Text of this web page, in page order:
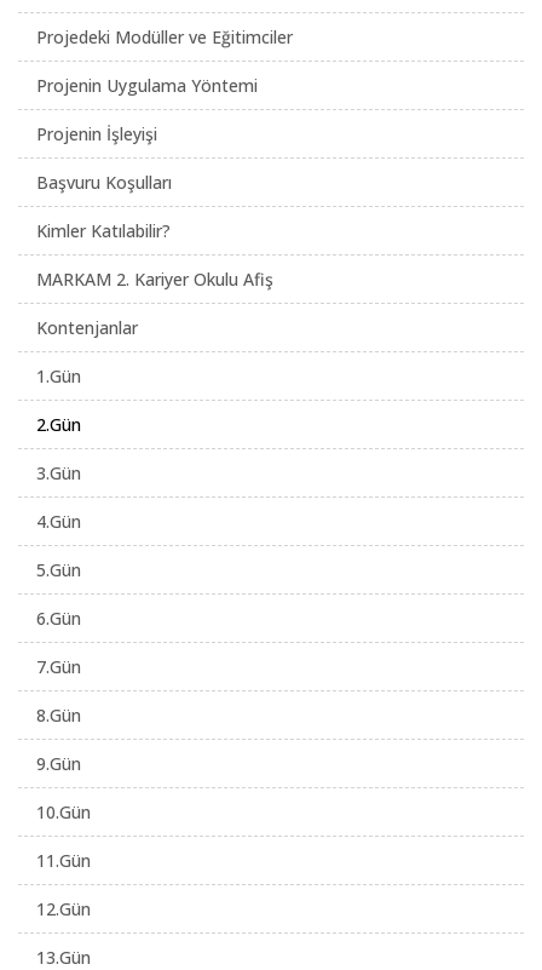
Projedeki Modüller ve Eğitimciler
Projenin Uygulama Yöntemi
Projenin İşleyişi
Başvuru Koşulları
Kimler Katılabilir?
MARKAM 2. Kariyer Okulu Afiş
Kontenjanlar
1.Gün
2.Gün
3.Gün
4.Gün
5.Gün
6.Gün
7.Gün
8.Gün
9.Gün
10.Gün
11.Gün
12.Gün
13.Gün